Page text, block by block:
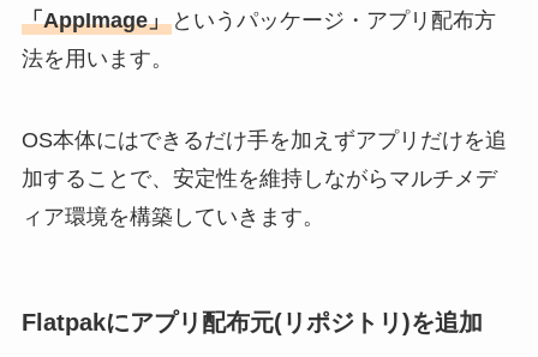
「AppImage」というパッケージ・アプリ配布方
法を用います。
OS本体にはできるだけ手を加えずアプリだけを追
加することで、安定性を維持しながらマルチメデ
ィア環境を構築していきます。
Flatpakにアプリ配布元(リポジトリ)を追加